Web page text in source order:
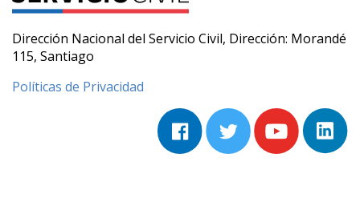
Dirección Nacional del Servicio Civil, Dirección: Morandé
115, Santiago
Políticas de Privacidad